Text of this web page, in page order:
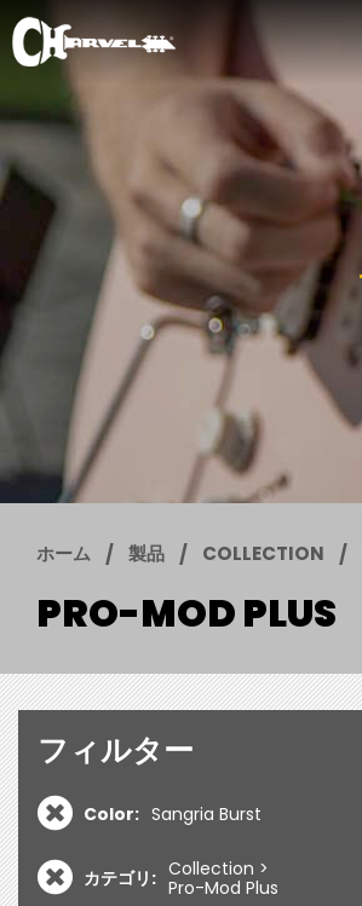
ホーム 製品 COLLECTION
PRO-MOD PLUS
フィルター
Color: Sangria Burst
カテゴリ: Collection
Pro-Mod Plus